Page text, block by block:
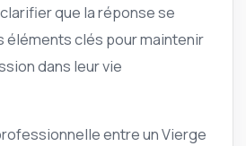
que la réponse se
éléments clés pour maintenir
dans leur vie
entre un Vierge